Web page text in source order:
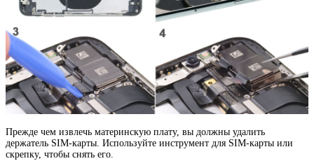
Прежде чем извлечь материнскую плату, вы должны удалить
держатель SIM-карты. Используйте инструмент для SIM-карты или
скрепку, чтобы снять его.